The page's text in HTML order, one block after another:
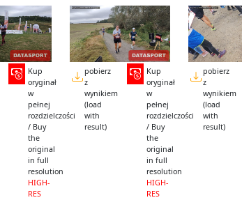
Kup
oryginał
w
pełnej
rozdzielczości
/ Buy
the
original
in full
resolution
HIGH-
RES
pobierz
z
wynikiem
(load
with
result)
Kup
oryginał
w
pełnej
rozdzielczości
/ Buy
the
original
in full
resolution
HIGH-
RES
pobierz
z
wynikiem
(load
with
result)